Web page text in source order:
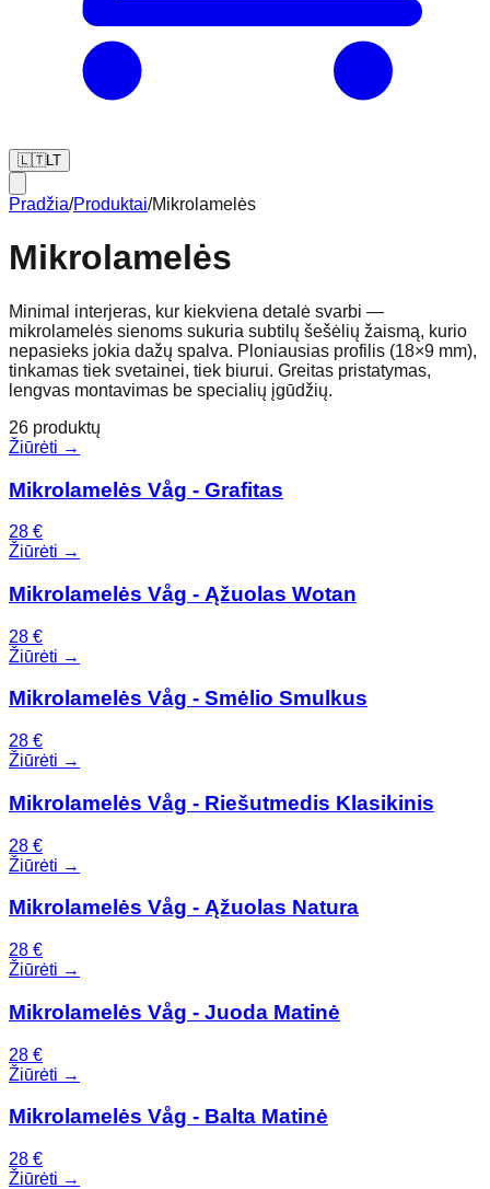
🇱🇹LT
Pradžia/Produktai/Mikrolamelės
Mikrolamelės
Minimal interjeras, kur kiekviena detalė svarbi —
mikrolamelės sienoms sukuria subtilų šešėlių žaismą, kurio
nepasieks jokia dažų spalva. Ploniausias profilis (18×9 mm),
tinkamas tiek svetainei, tiek biurui. Greitas pristatymas,
lengvas montavimas be specialių įgūdžių.
26 produktų
Žiūrėti →
Mikrolamelės Våg - Grafitas
28 €
Žiūrėti →
Mikrolamelės Våg - Ąžuolas Wotan
28 €
Žiūrėti →
Mikrolamelės Våg - Smėlio Smulkus
28 €
Žiūrėti →
Mikrolamelės Våg - Riešutmedis Klasikinis
28 €
Žiūrėti →
Mikrolamelės Våg - Ąžuolas Natura
28 €
Žiūrėti →
Mikrolamelės Våg - Juoda Matinė
28 €
Žiūrėti →
Mikrolamelės Våg - Balta Matinė
28 €
Žiūrėti →